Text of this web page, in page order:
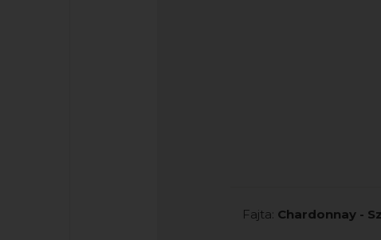
Fajta: Chardonnay -